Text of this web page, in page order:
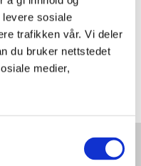
sosiale
trafikken vår. Vi deler
du bruker nettstedet
medier,
det krav
vil gjelde for
som
Disse